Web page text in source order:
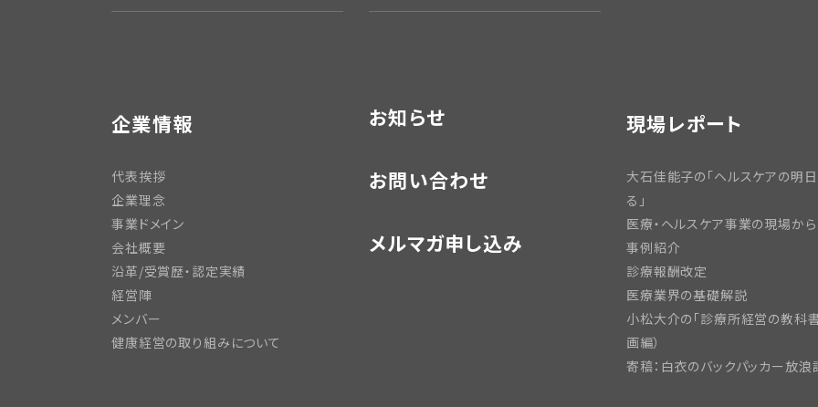
企業情報
代表挨拶
企業理念
事業ドメイン
会社概要
沿革/受賞歴・認定実績
経営陣
メンバー
健康経営の取り組みについて
お知らせ
お問い合わせ
メルマガ申し込み
現場レポート
大石佳能子の「ヘルスケアの明
る」
医療・ヘルスケア事業の現場から
事例紹介
診療報酬改定
医療業界の基礎解説
小松大介の「診療所経営の教科書
画編）
寄稿：白衣のバックパッカー放浪